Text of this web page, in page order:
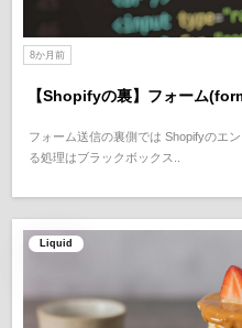
8か月前
【Shopifyの裏】フォーム
フォーム送信の裏側では Shopifyのエ
る処理はブラックボックス..
Liquid